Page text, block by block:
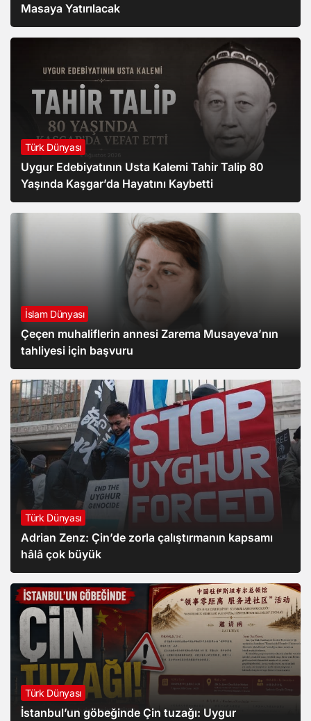
Masaya Yatırılacak
Türk Dünyası
Uygur Edebiyatının Usta Kalemi Tahir Talip 80
Yaşında Kaşgar’da Hayatını Kaybetti
İslam Dünyası
Çeçen muhaliflerin annesi Zarema Musayeva’nın
tahliyesi için başvuru
Türk Dünyası
Adrian Zenz: Çin’de zorla çalıştırmanın kapsamı
hâlâ çok büyük
Türk Dünyası
İstanbul’un göbeğinde Çin tuzağı: Uygur